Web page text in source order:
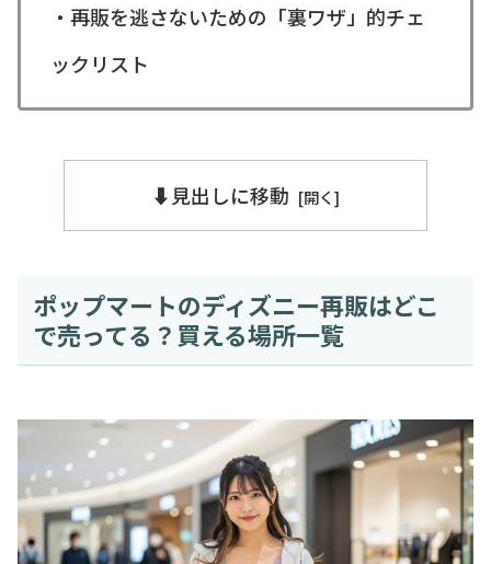
・再販を逃さないための「裏ワザ」的チェ
ックリスト
⬇️見出しに移動
ポップマートのディズニー再販はどこ
で売ってる？買える場所一覧